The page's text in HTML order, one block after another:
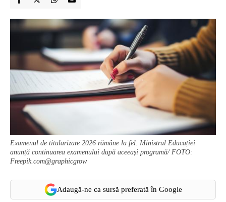
Examenul de titularizare 2026 rămâne la fel. Ministrul Educației
anunță continuarea examenului după aceeași programă/ FOTO:
Freepik.com@graphicgrow
Adaugă-ne ca sursă preferată în Google